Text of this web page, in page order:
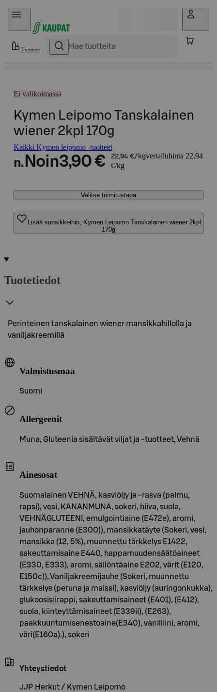
Hyppää sisältöön
Tuotteet
Ei valikoimassa
Kymen Leipomo Tanskalainen
wiener 2kpl 170g
Kaikki Kymen leipomo -tuotteet
n. Noin3,90 € 22,94 €/kgvertailuhinta 22,94
€/kg
Valitse toimitustapa
Lisää suosikkeihin, Kymen Leipomo Tanskalainen wiener 2kpl
170g
Tuotetiedot
Perinteinen tanskalainen wiener mansikkahillolla ja
vaniljakreemillä
Valmistusmaa
Suomi
Allergeenit
Muna, Gluteenia sisältävät viljat ja -tuotteet, Vehnä
Ainesosat
Suomalainen VEHNÄ, kasviöljy ja -rasva (palmu,
rapsi), vesi, KANANMUNA, sokeri, hiiva, suola,
VEHNÄGLUTEENI, emulgointiaine (E472e), aromi,
jauhonparanne (E300)), mansikkatäyte (Sokeri, vesi,
mansikka (12, 5%), muunnettu tärkkelys E1422,
sakeuttamisaine E440, happamuudensäätöaineet
(E330, E333), aromi, säilöntäaine E202, värit (E120,
E150c)), Vaniljakreemijauhe (Sokeri, muunnettu
tärkkelys (peruna ja maissi), kasviöljy (auringonkukka),
glukoosisiirappi, sakeuttamisaineet (E401), (E412),
suola, kiinteyttämisaineet (E339ii), (E263),
paakkuuntumisenestoaine(E340), vanilliini, aromi,
väri(E160a).), sokeri
Yhteystiedot
JJP Herkut / Kymen Leipomo